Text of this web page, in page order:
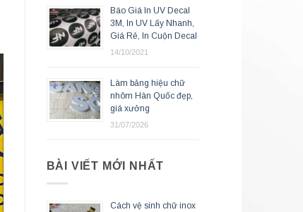
Báo Giá In UV Decal
3M, In UV Lấy Nhanh,
Giá Rẻ, In Cuộn Decal
14/10/2021
Làm bảng hiệu chữ
nhôm Hàn Quốc đẹp,
giá xưởng
31/07/2026
BÀI VIẾT MỚI NHẤT
Cách vệ sinh chữ inox